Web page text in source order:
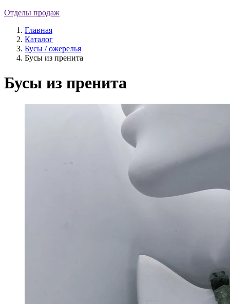
Отделы продаж
Главная
Каталог
Бусы / ожерелья
Бусы из пренита
Бусы из пренита